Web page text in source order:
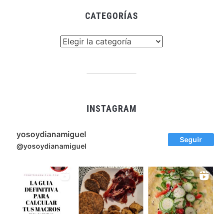
CATEGORÍAS
INSTAGRAM
yosoydianamiguel
@yosoydianamiguel
Seguir